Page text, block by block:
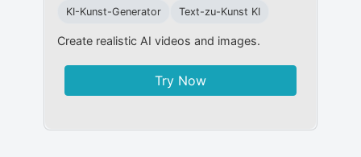
KI-Kunst-Generator Text-zu-Kunst KI
Create realistic AI videos and images.
Try Now